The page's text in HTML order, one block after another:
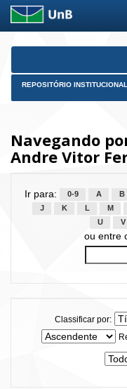
Skip
REPOSITÓRIO
Navegando
Andre Vitor
Ir para: 0-9 A B
J
K L M
U
V
ou entre
Classificar por: